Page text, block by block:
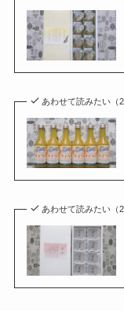
あわせて読みたい（
あわせて読みたい（